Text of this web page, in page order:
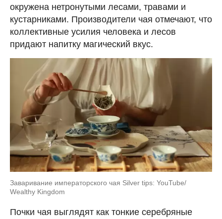
окружена нетронутыми лесами, травами и
кустарниками. Производители чая отмечают, что
коллективные усилия человека и лесов
придают напитку магический вкус.
Заваривание императорского чая Silver tips: YouTube/
Wealthy Kingdom
Почки чая выглядят как тонкие серебряные